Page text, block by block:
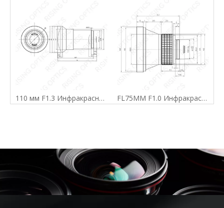
110 мм F1.3 Инфракрасная апермальная линза для 640x512-17um FL75MM F1.0 Инфракрасный объектив для прицеливания для 640x480-17UM Detector